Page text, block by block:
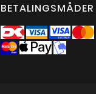
BETALINGSMÅDER